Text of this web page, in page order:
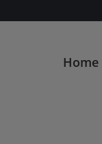
Home